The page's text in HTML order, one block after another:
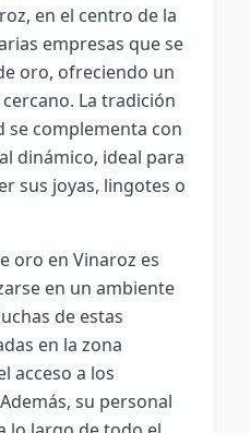
en el centro de la
empresas que se
oro, ofreciendo un
La tradición
se complementa con
dinámico, ideal para
sus joyas, lingotes o
oro en Vinaroz es
en un ambiente
de estas
en la zona
acceso a los
su personal